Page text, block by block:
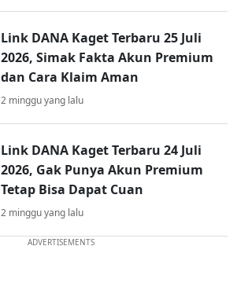
Link DANA Kaget Terbaru 25 Juli
2026, Simak Fakta Akun Premium
dan Cara Klaim Aman
2 minggu yang lalu
Link DANA Kaget Terbaru 24 Juli
2026, Gak Punya Akun Premium
Tetap Bisa Dapat Cuan
2 minggu yang lalu
ADVERTISEMENTS